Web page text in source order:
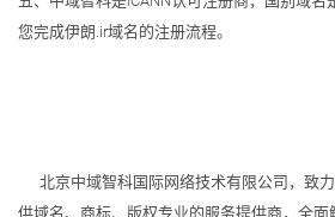
您完成伊朗.ir域名的注册流程。
北京中域智科国际网络技术有限公司，致
供域名、商标、版权专业的服务提供商，全